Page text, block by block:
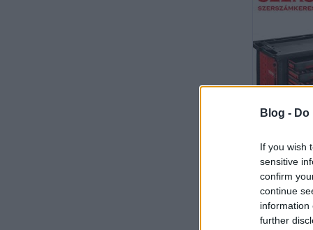
Blog -
If you wish
sensitive
confirm
continue
information
further
A bejegyzés
https://